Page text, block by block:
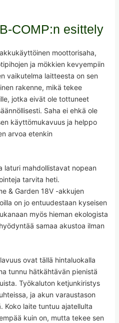
COMP:n esittely
moottorisaha,
ja mökkien kevyempiin
vaikutelma laitteesta on sen
rakenne, mikä tekee
jotka eivät ole tottuneet
Saha ei ehkä ole
käyttömukavuus ja helppo
arvoa etenkin
laturi mahdollistavat nopean
tarvita heti.
& Garden 18V -akkujen
on jo entuudestaan kyseisen
myös hieman ekologista
samaa akustoa ilman
ovat tällä hintaluokalla
tunnu hätkähtävän pienistä
Työkaluton ketjunkiristys
ja akun varaustason
Koko laite tuntuu ajatellulta
kuin on, mutta tekee sen